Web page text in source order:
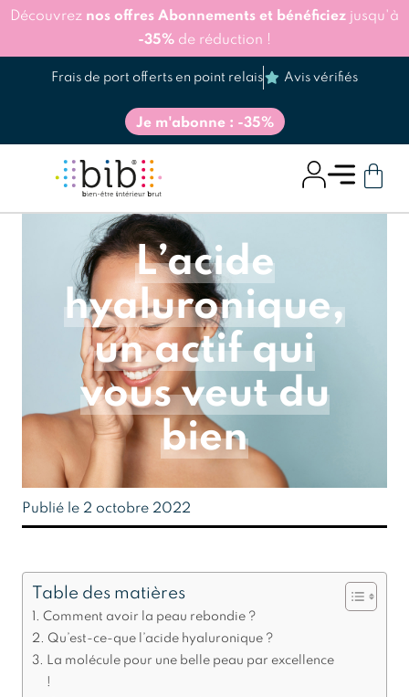
Découvrez nos offres Abonnements et bénéficiez jusqu'à
-35% de réduction !
Frais de port offerts en point relais Avis vérifiés
Je m'abonne : -35%
L’acide
hyaluronique,
un actif qui
vous veut du
bien
Publié le 2 octobre 2022
Table des matières
Comment avoir la peau rebondie ?
Qu’est-ce-que l’acide hyaluronique ?
La molécule pour une belle peau par excellence
!